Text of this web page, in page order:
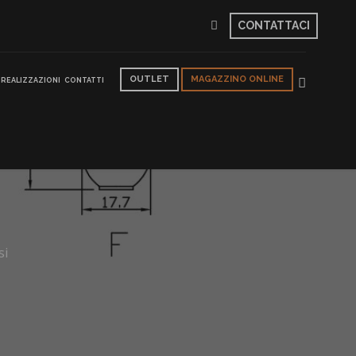
CONTATTACI
REALIZZAZIONI CONTATTI OUTLET MAGAZZINO ONLINE